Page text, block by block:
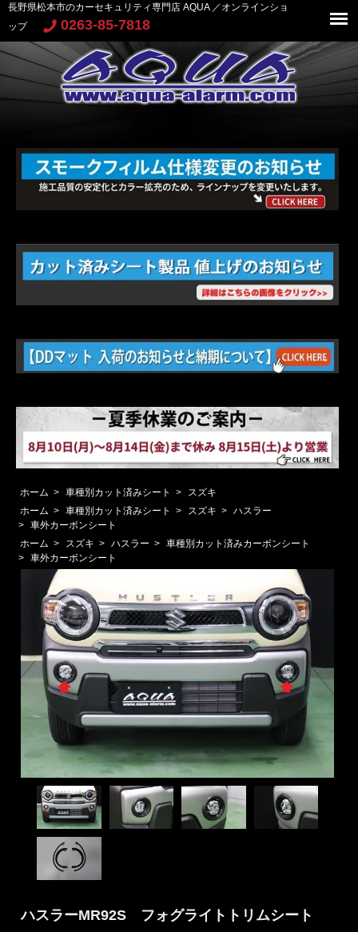
長野県松本市のカーセキュリティ専門店 AQUA ／オンラインショ
ップ
0263-85-7818
ホーム > 車種別カット済みシート >
スズキ
ホーム > 車種別カット済みシート > スズキ > ハスラー
> 車外カーボンシート
ホーム > スズキ > ハスラー > 車種別カット済みカーボンシート
> 車外カーボンシート
ハスラーMR92S フォグライトトリムシート